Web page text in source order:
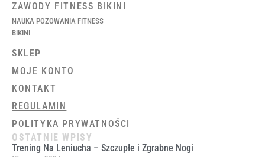
ZAWODY FITNESS BIKINI
NAUKA POZOWANIA FITNESS
BIKINI
SKLEP
MOJE KONTO
KONTAKT
REGULAMIN
POLITYKA PRYWATNOŚCI
OSTATNIE WPISY
Trening Na Leniucha – Szczupłe i Zgrabne Nogi